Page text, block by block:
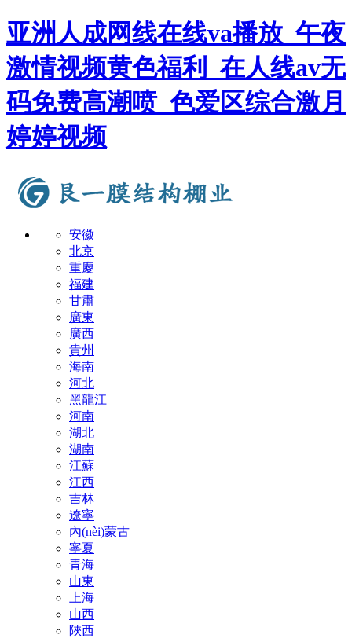
亚洲人成网线在线va播放_午夜
激情视频黄色福利_在人线av无
码免费高潮喷_色爱区综合激月
婷婷视频
安徽
北京
重慶
福建
甘肅
廣東
廣西
貴州
海南
河北
黑龍江
河南
湖北
湖南
江蘇
江西
吉林
遼寧
內(nèi)蒙古
寧夏
青海
山東
上海
山西
陜西